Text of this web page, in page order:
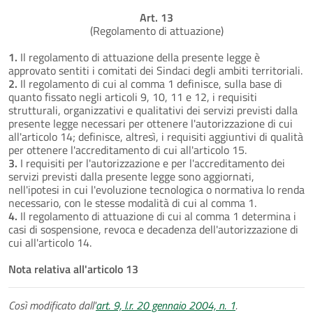
Art. 13
(Regolamento di attuazione)
1. Il regolamento di attuazione della presente legge è
approvato sentiti i comitati dei Sindaci degli ambiti territoriali.
2. Il regolamento di cui al comma 1 definisce, sulla base di
quanto fissato negli articoli 9, 10, 11 e 12, i requisiti
strutturali, organizzativi e qualitativi dei servizi previsti dalla
presente legge necessari per ottenere l'autorizzazione di cui
all'articolo 14; definisce, altresì, i requisiti aggiuntivi di qualità
per ottenere l'accreditamento di cui all'articolo 15.
3. I requisiti per l'autorizzazione e per l'accreditamento dei
servizi previsti dalla presente legge sono aggiornati,
nell'ipotesi in cui l'evoluzione tecnologica o normativa lo renda
necessario, con le stesse modalità di cui al comma 1.
4. Il regolamento di attuazione di cui al comma 1 determina i
casi di sospensione, revoca e decadenza dell'autorizzazione di
cui all'articolo 14.
Nota relativa all'articolo 13
Così modificato dall'art. 9, l.r. 20 gennaio 2004, n. 1.